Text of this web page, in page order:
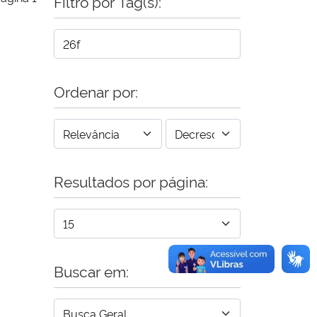
Ordenar por:
Resultados por página:
Buscar em: